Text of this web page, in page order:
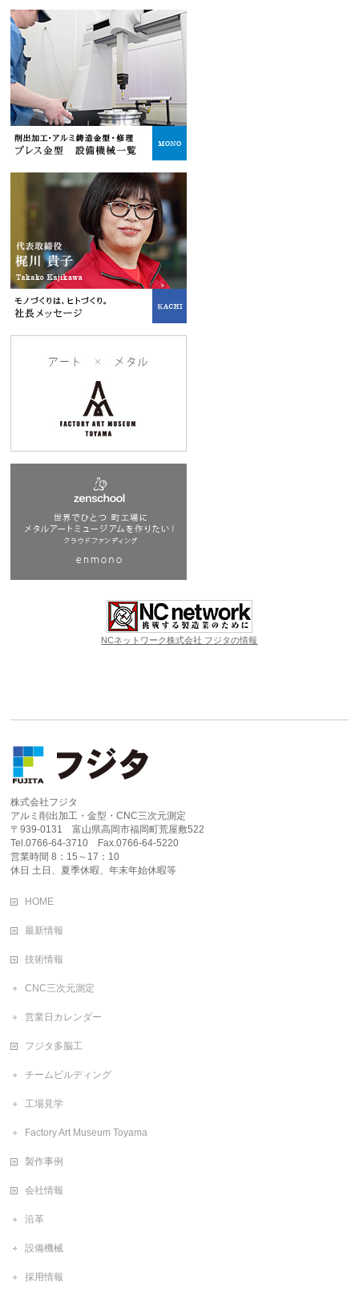
NCネットワーク株式会社 フジタの情報
株式会社フジタ
アルミ削出加工・金型・CNC三次元測定
〒939-0131 富山県高岡市福岡町荒屋敷522
Tel.0766-64-3710 Fax.0766-64-5220
営業時間 8：15～17：10
休日 土日、夏季休暇、年末年始休暇等
HOME
最新情報
技術情報
CNC三次元測定
営業日カレンダー
フジタ多脳工
チームビルディング
工場見学
Factory Art Museum Toyama
製作事例
会社情報
沿革
設備機械
採用情報